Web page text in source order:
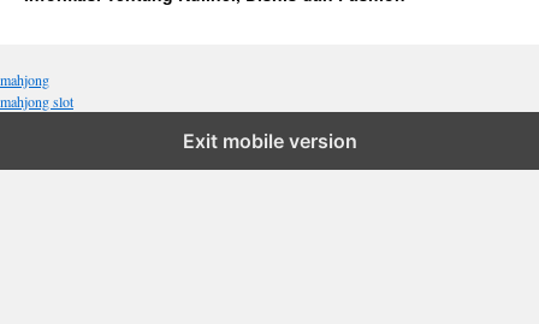
mahjong
mahjong slot
Exit mobile version